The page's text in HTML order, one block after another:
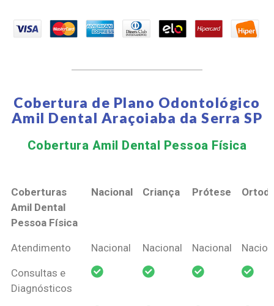
Cobertura de Plano Odontológico
Amil Dental Araçoiaba da Serra SP
Cobertura Amil Dental Pessoa Física​
Coberturas
Amil Dental
Pessoa Física
Nacional Criança Prótese
Coberturas
Pessoa Física
Nacional Criança Prótese
Atendimento Nacional Nacional Nacional
Consultas e
Diagnósticos